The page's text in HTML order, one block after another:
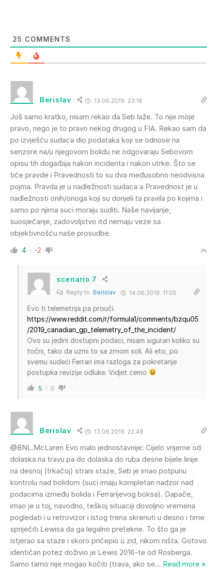
25 COMMENTS
Berislav 13.06.2019. 23:16
Još samo kratko, nisam rekao da Seb laže. To nije moje
pravo, nego je to pravo nekog drugog u FIA. Rekao sam da
po izvješću sudaca dio podataka koji se odnose na
senzore na/u njegovom bolidu ne odgovaraju Sebovom
opisu tih događaja nakon incidenta i nakon utrke. Što se
tiće pravde i Pravednosti to su dva međusobno neodvisna
pojma. Pravda je u nadležnosti sudaca a Pravednost je u
nadležnosti onih/onoga koji su donjeli ta pravila po kojima i
samo po njima suci moraju suditi. Naše navijanje,
suosječanje, zadovoljstvo itd nemaju veze sa
objektivnošću naše prosudbe.
4 -2
scenario 7
Reply to Berislav 14.06.2019. 11:05
Evo ti telemetrija pa prouči.
https://www.reddit.com/r/formula1/comments/bzqu05
/2019_canadian_gp_telemetry_of_the_incident/
Ovo su jedini dostupni podaci, nisam siguran koliko su
točni, tako da uzmi to sa zrnom soli. Ali eto, po
svemu sudeći Ferrari ima razloga za pokretanje
postupka revizije odluke. Vidjet ćemo
5 0
Berislav 13.06.2019. 22:49
@BNL.McLaren Evo malo jednostavnije: Cijelo vrijeme od
dolaska na travu pa do dolaska do ruba desne bijele linije
na desnoj (trkačoj) strani staze, Seb je imao potpunu
kontrolu nad bolidom (suci imaju kompletan nadzor nad
podacima između bolida i Ferrarijevog boksa). Dapače,
imao je u toj, navodno, teškoj situaciji dovoljno vremena
pogledati i u retrovizor i istog trena skrenuti u desno i time
spriječiti Lewisa da ga legalno pretekne. To što ga je
istjerao sa staze i skoro pričepio u zid, nikom ništa. Gotovo
identičan potez doživio je Lewis 2016-te od Rosberga.
Samo tamo nije mogao kočiti (trava, ako se… Read more »